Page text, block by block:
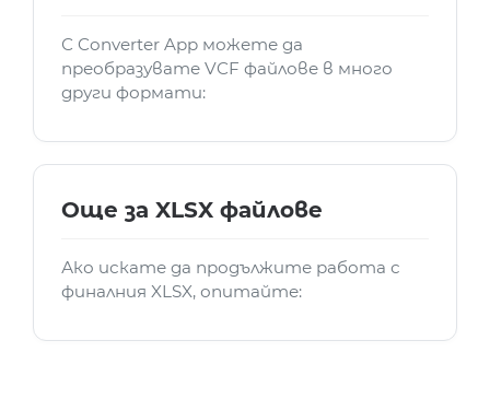
С Converter App можете да
преобразувате VCF файлове в много
други формати:
Още за XLSX файлове
Ако искате да продължите работа с
финалния XLSX, опитайте: